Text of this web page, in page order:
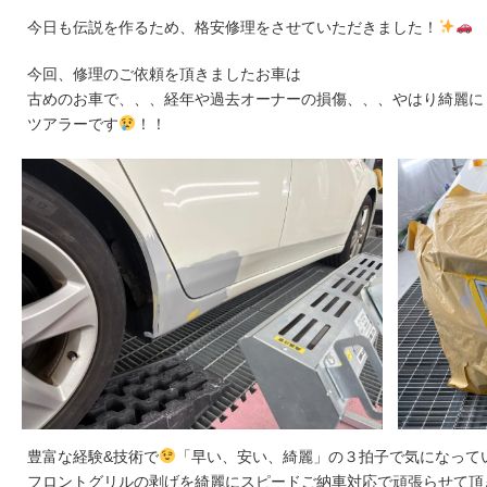
今日も伝説を作るため、格安修理をさせていただきました！
今回、修理のご依頼を頂きましたお車は
古めのお車で、、、経年や過去オーナーの損傷、、、やはり綺麗
ツアラーです
！！
豊富な経験&技術で
「早い、安い、綺麗」の３拍子で気になっ
フロントグリルの剥げを綺麗にスピードご納車対応で頑張らせて